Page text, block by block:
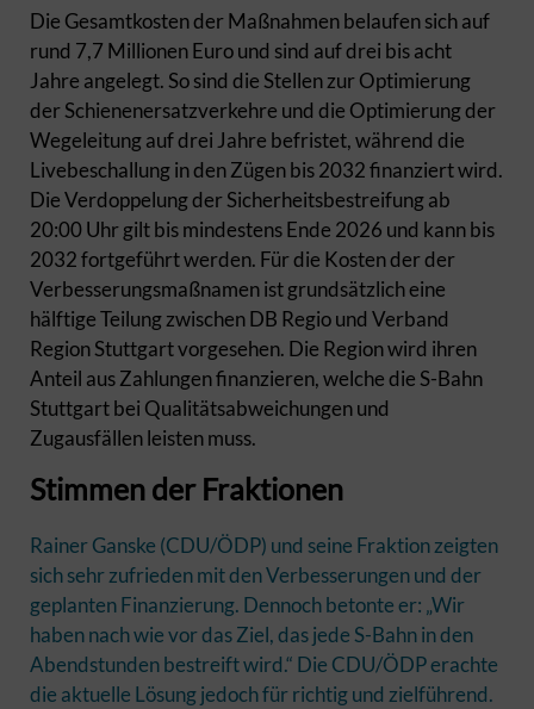
Die Gesamtkosten der Maßnahmen belaufen sich auf
rund 7,7 Millionen Euro und sind auf drei bis acht
Jahre angelegt. So sind die Stellen zur Optimierung
der Schienenersatzverkehre und die Optimierung der
Wegeleitung auf drei Jahre befristet, während die
Livebeschallung in den Zügen bis 2032 finanziert wird.
Die Verdoppelung der Sicherheitsbestreifung ab
20:00 Uhr gilt bis mindestens Ende 2026 und kann bis
2032 fortgeführt werden. Für die Kosten der der
Verbesserungsmaßnamen ist grundsätzlich eine
hälftige Teilung zwischen DB Regio und Verband
Region Stuttgart vorgesehen. Die Region wird ihren
Anteil aus Zahlungen finanzieren, welche die S-Bahn
Stuttgart bei Qualitätsabweichungen und
Zugausfällen leisten muss.
Stimmen der Fraktionen
Rainer Ganske (CDU/ÖDP) und seine Fraktion zeigten
sich sehr zufrieden mit den Verbesserungen und der
geplanten Finanzierung. Dennoch betonte er: „Wir
haben nach wie vor das Ziel, das jede S-Bahn in den
Abendstunden bestreift wird.“ Die CDU/ÖDP erachte
die aktuelle Lösung jedoch für richtig und zielführend.